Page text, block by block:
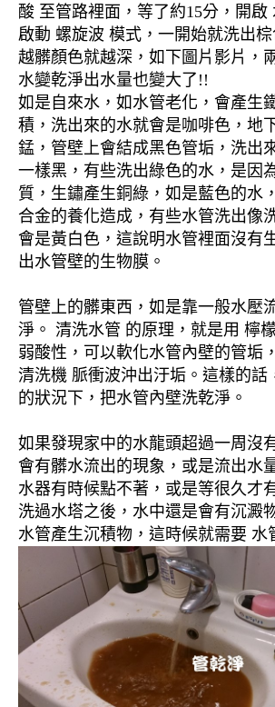
酸 至管路裡面，等了約15分，開啟
啟動 螺旋波 模式，一開始就洗出
越髒顏色就越深，如下圖片影片，
水變乾淨出水量也變大了!!
如是自來水，如水管老化，會產生
積，洗出來的水就會是咖啡色，地
錳，管壁上會結成黑色管垢，洗出
一樣黑，有些洗出綠色的水，是因
質，生鏽產生銅綠，如是藍色的水
合金的養化造成，有些水管洗出像
會是黃白色，這說明水管裡面沒有
出水管壁的生物膜。
管壁上的髒東西，如是靠一般水壓
淨。 清洗水管 的原理，就是用 檸
弱酸性，可以軟化水管內壁的管垢
清洗機 脈衝波沖出汙垢。這樣的話
的狀況下，把水管內壁洗乾淨。
如果發現家中的水龍頭超過一周沒
會有髒水流出的現象，或是流出水
水器有時候點不著，或是等很久才
洗過水塔之後，水中還是會有沉澱
水管產生沉積物，這時候就需要 水